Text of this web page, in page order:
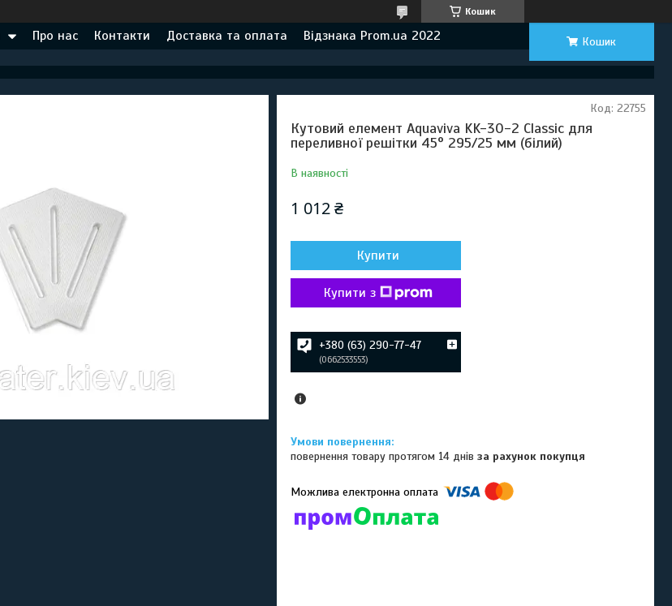
Кошик
Про нас Контакти Доставка та оплата Відзнака Prom.ua 2022 Кошик
Кутовий елемент Aquaviva KK-30-2 Classic для
переливної решітки 45° 295/25 мм (білий)
В наявності
Код: 22755
1 012 ₴
Купити
Купити з
+380 (63) 290-77-47
0662533553
повернення товару протягом 14 днівза рахунок покупця